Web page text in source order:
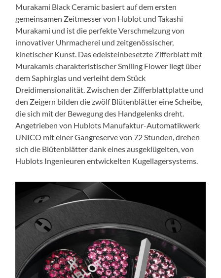
Murakami Black Ceramic basiert auf dem ersten
gemeinsamen Zeitmesser von Hublot und Takashi
Murakami und ist die perfekte Verschmelzung von
innovativer Uhrmacherei und zeitgenössischer,
kinetischer Kunst. Das edelsteinbesetzte Zifferblatt mit
Murakamis charakteristischer Smiling Flower liegt über
dem Saphirglas und verleiht dem Stück
Dreidimensionalität. Zwischen der Zifferblattplatte und
den Zeigern bilden die zwölf Blütenblätter eine Scheibe,
die sich mit der Bewegung des Handgelenks dreht.
Angetrieben von Hublots Manufaktur-Automatikwerk
UNICO mit einer Gangreserve von 72 Stunden, drehen
sich die Blütenblätter dank eines ausgeklügelten, von
Hublots Ingenieuren entwickelten Kugellagersystems.